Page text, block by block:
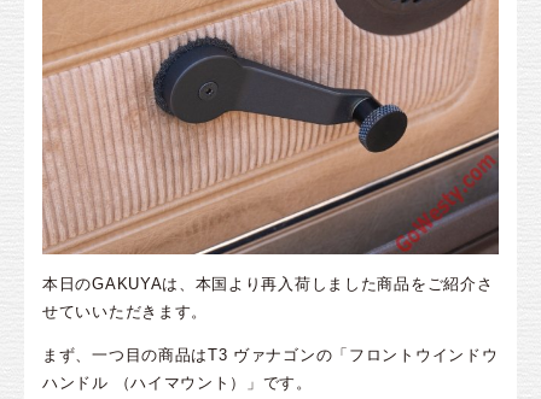
本日のGAKUYAは、本国より再入荷しました商品をご紹介さ
せていいただきます。
まず、一つ目の商品はT3 ヴァナゴンの「フロントウインドウ
ハンドル （ハイマウント）」です。